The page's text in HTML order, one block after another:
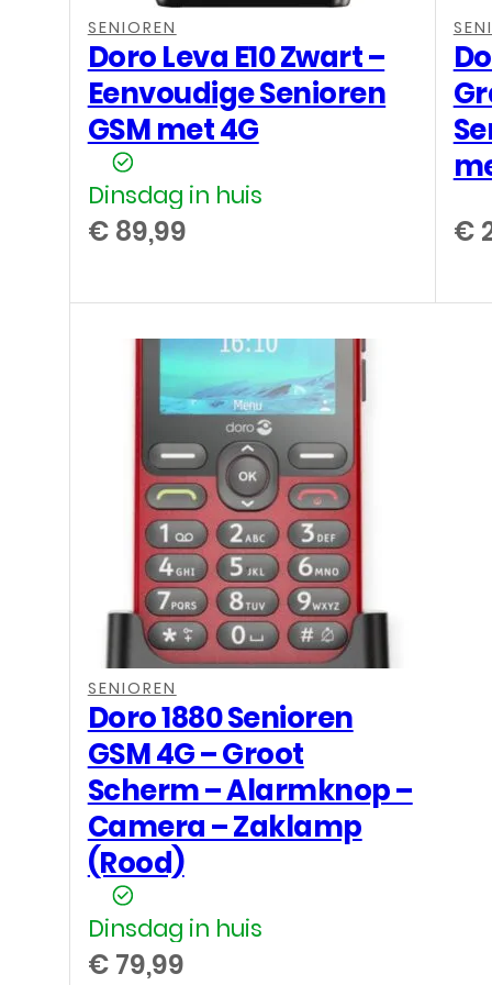
SENIOREN
Doro Leva E10 Zwart –
Eenvoudige Senioren
GSM met 4G
Dinsdag in huis
€ 89,99 €
SENIOREN
Doro 1880 Senioren
GSM 4G – Groot
Scherm – Alarmknop –
Camera – Zaklamp
(Rood)
Dinsdag in huis
€ 79,99